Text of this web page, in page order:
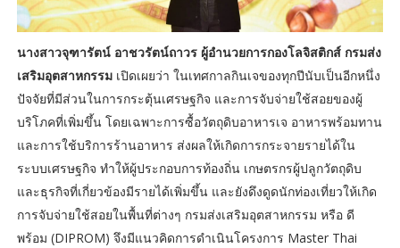
นางสาวจุฑารัตน์ อาชวรัตน์ถาวร ผู้อำนวยการกองโลจิสติกส์ กรมส่ง
เสริมอุตสาหกรรมเปิดเผยว่า ในเทศกาลกินเจของทุกปีนับเป็นอีกหนึ่ง
ปัจจัยที่มีส่วนในการกระตุ้นเศรษฐกิจ และการจับจ่ายใช้สอยของผู้
บริโภคที่เพิ่มขึ้น โดยเฉพาะการซื้อวัตถุดิบอาหารเจ อาหารพร้อมทาน
และการใช้บริการร้านอาหาร ส่งผลให้เกิดการกระจายรายได้ใน
ระบบเศรษฐกิจ ทำให้ผู้ประกอบการท้องถิ่น เกษตรกรผู้ปลูกวัตถุดิบ
และธุรกิจที่เกี่ยวข้องมีรายได้เพิ่มขึ้น และยังดึงดูดนักท่องเที่ยวให้เกิด
การจับจ่ายใช้สอยในพื้นที่ต่างๆ กรมส่งเสริมอุตสาหกรรม หรือ ดี
พร้อม (DIPROM) จึงมีแนวคิดการดำเนินโครงการ Master Thai